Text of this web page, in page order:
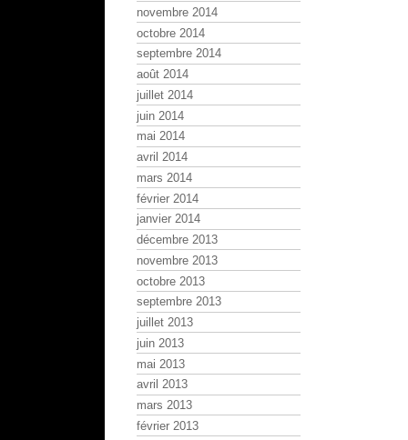
novembre 2014
octobre 2014
septembre 2014
août 2014
juillet 2014
juin 2014
mai 2014
avril 2014
mars 2014
février 2014
janvier 2014
décembre 2013
novembre 2013
octobre 2013
septembre 2013
juillet 2013
juin 2013
mai 2013
avril 2013
mars 2013
février 2013